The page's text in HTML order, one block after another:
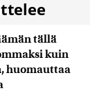
tällä
kuin
huomauttaa